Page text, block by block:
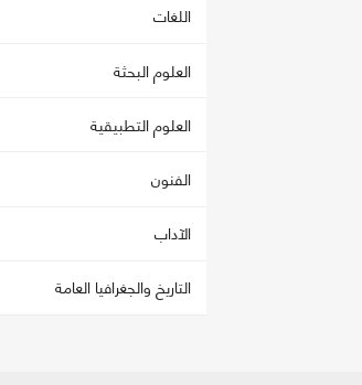
اللغات
العلوم البحثة
العلوم التطبيقية
الفنون
الآداب
التاريخ والجغرافيا العامة